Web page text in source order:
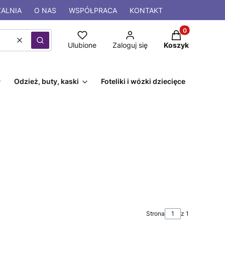
O NAS WSPÓŁPRACA KONTAKT
WyczyśćSzukaj Ulubione Zaloguj się
Produkty w
Koszyk
Odzież, buty, kaski Foteliki i wózki dziecięce
Strona z 1